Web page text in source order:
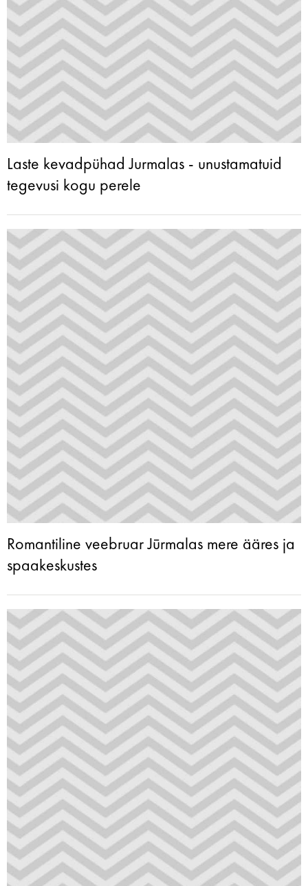
Laste kevadpühad Jurmalas - unustamatuid
tegevusi kogu perele
Romantiline veebruar Jūrmalas mere ääres ja
spaakeskustes